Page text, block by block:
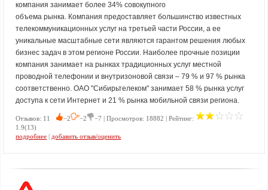
компания занимает более 34% совокупного
объема рынка. Компания предоставляет большинство известных
телекоммуникационных услуг на третьей части России, а ее
уникальные масштабные сети являются гарантом решения любых
бизнес задач в этом регионе России. Наиболее прочные позиции
компания занимает на рынках традиционных услуг местной
проводной телефонии и внутризоновой связи – 79 % и 97 % рынка
соответственно. ОАО "Сибирьтелеком" занимает 58 % рынка услуг
доступа к сети Интернет и 21 % рынка мобильной связи региона.
Отзывов: 11 −2 −2
−7 | Просмотров: 18882 | Рейтинг:
1.9(13)
подробнее | добавить отзыв/оценить